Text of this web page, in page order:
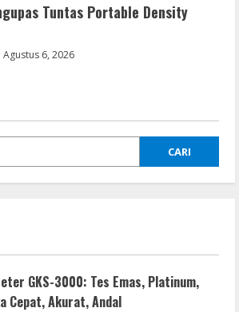
Tuntas Portable Density
Agustus 6, 2026
CARI
GKS-3000: Tes Emas, Platinum,
Cepat, Akurat, Andal